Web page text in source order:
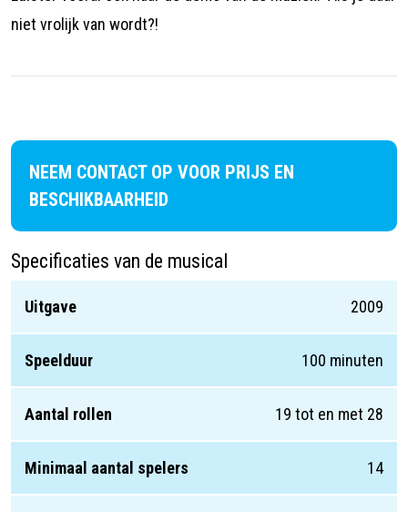
niet vrolijk van wordt?!
NEEM CONTACT OP VOOR PRIJS EN
BESCHIKBAARHEID
Specificaties van de musical
Uitgave 2009
Speelduur 100 minuten
Aantal rollen 19 tot en met 28
Minimaal aantal spelers 14